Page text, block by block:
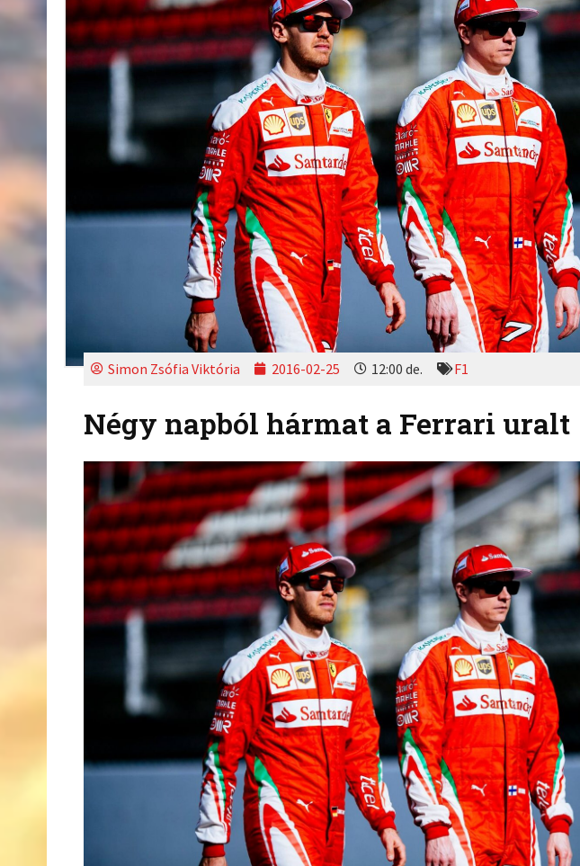
Simon Zsófia Viktória 2016-02-25 12:00 de. F1
Négy napból hármat a Ferrari uralt